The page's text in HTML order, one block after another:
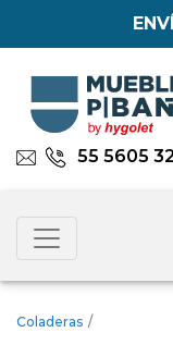
55 5605
Coladeras /